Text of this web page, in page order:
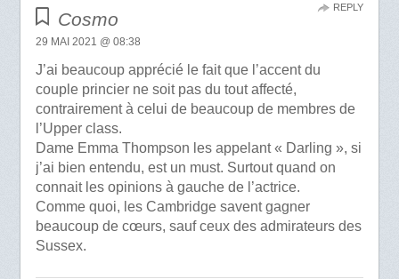
Cosmo
29 MAI 2021 @ 08:38
J’ai beaucoup apprécié le fait que l’accent du
couple princier ne soit pas du tout affecté,
contrairement à celui de beaucoup de membres de
l’Upper class.
Dame Emma Thompson les appelant « Darling », si
j’ai bien entendu, est un must. Surtout quand on
connait les opinions à gauche de l’actrice.
Comme quoi, les Cambridge savent gagner
beaucoup de cœurs, sauf ceux des admirateurs des
Sussex.
REPLY